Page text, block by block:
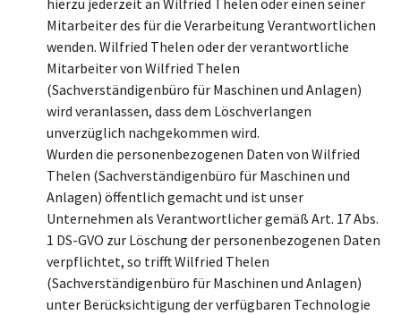
Mitarbeiter des für die Verarbeitung Verantwortlichen
wenden. Wilfried Thelen oder der verantwortliche
Mitarbeiter von Wilfried Thelen
(Sachverständigenbüro für Maschinen und Anlagen)
wird veranlassen, dass dem Löschverlangen
unverzüglich nachgekommen wird.
Wurden die personenbezogenen Daten von Wilfried
Thelen (Sachverständigenbüro für Maschinen und
Anlagen) öffentlich gemacht und ist unser
Unternehmen als Verantwortlicher gemäß Art. 17 Abs.
1 DS-GVO zur Löschung der personenbezogenen Daten
verpflichtet, so trifft Wilfried Thelen
(Sachverständigenbüro für Maschinen und Anlagen)
unter Berücksichtigung der verfügbaren Technologie